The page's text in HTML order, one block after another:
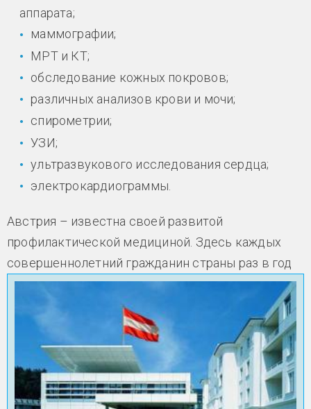
аппарата;
маммографии;
МРТ и КТ;
обследование кожных покровов;
различных анализов крови и мочи;
спирометрии;
УЗИ;
ультразвукового исследования сердца;
электрокардиограммы.
Австрия – известна своей развитой
профилактической медициной. Здесь каждых
совершеннолетний гражданин страны раз в год